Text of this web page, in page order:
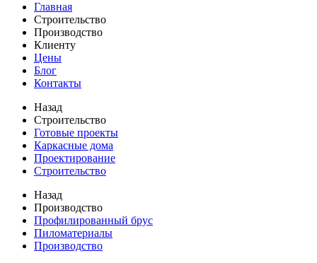
Главная
Строительство
Производство
Клиенту
Цены
Блог
Контакты
Назад
Строительство
Готовые проекты
Каркасные дома
Проектирование
Строительство
Назад
Производство
Профилированный брус
Пиломатериалы
Производство